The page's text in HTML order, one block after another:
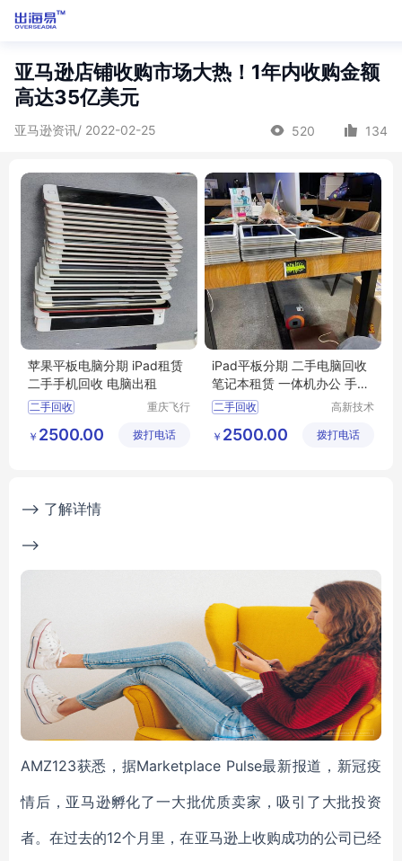
亚马逊店铺收购市场大热！1年内收购金额
高达35亿美元
亚马逊资讯/ 2022-02-25 520 134
苹果平板电脑分期 iPad租赁
二手手机回收 电脑出租
二手回收
重庆飞行
限公司
￥ 2500.00 拨打电话
iPad平板分期 二手电脑回收
笔记本租赁 一体机办公 手机
典当
二手回收
高新技术
区良驹电
￥ 2500.00 拨打电话
--> 了解详情
-->
AMZ123获悉，据Marketplace Pulse最新报道，新冠疫
情后，亚马逊孵化了一大批优质卖家，吸引了大批投资
者。在过去的12个月里，在亚马逊上收购成功的公司已经